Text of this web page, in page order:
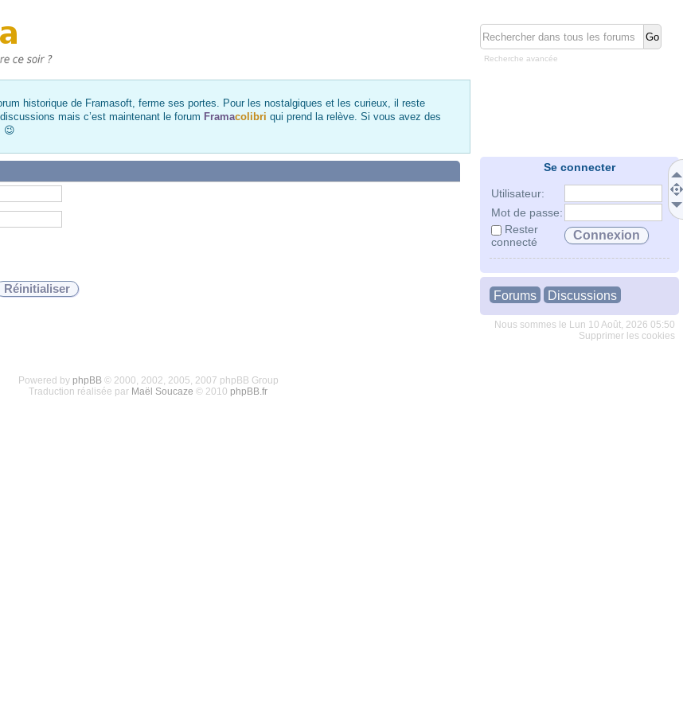
Recherche avancée
historique de Framasoft, ferme ses portes. Pour les nostalgiques et les curieux, il reste
mais c’est maintenant le forum Framacolibri qui prend la relève. Si vous avez des
😉
Se connecter
Utilisateur:
Mot de passe:
Rester
connecté
Forums Discussions
Nous sommes le Lun 10 Août, 2026 05:50
Supprimer les cookies
Powered by phpBB© 2000, 2002, 2005, 2007 phpBB Group
Traduction réalisée par Maël Soucaze © 2010 phpBB.fr